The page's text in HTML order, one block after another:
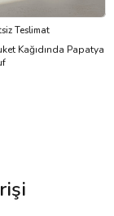
Teslimat
Kağıdında Papatya